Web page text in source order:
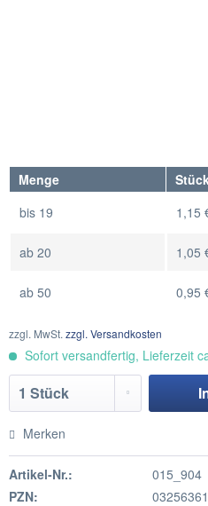
Menge
bis 19 1,15
ab 20 1,05
ab 50 0,95
zzgl. MwSt. zzgl. Versandkosten
Sofort versandfertig, Lieferzeit
Merken
Artikel-Nr.:
015_904
PZN:
03256361